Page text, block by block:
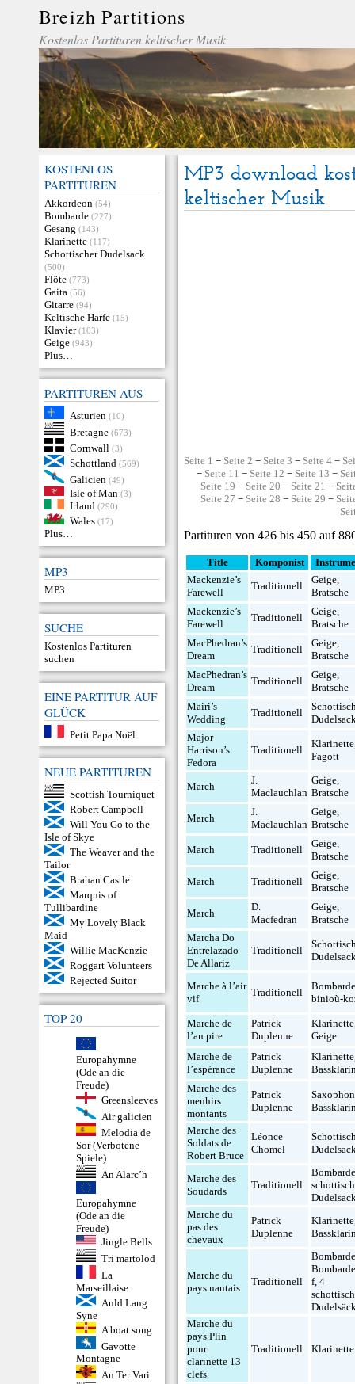
Breizh Partitions
Kostenlos Partituren keltischer Musik
KOSTENLOS
PARTITUREN
Akkordeon (54)
Bombarde (227)
Gesang (143)
Klarinette (117)
Schottischer Dudelsack
(500)
Flöte (773)
Gaita (56)
Gitarre (94)
Keltische Harfe (15)
Klavier (103)
Geige (943)
Plus…
PARTITUREN AUS
Asturien (10)
Bretagne (673)
Cornwall (3)
Schottland (569)
Galicien (49)
Isle of Man (3)
Irland (290)
Wales (17)
Plus…
MP3
MP3
SUCHE
Kostenlos Partituren
suchen
EINE PARTITUR AUF
GLÜCK
Petit Papa Noël
NEUE PARTITUREN
Scottish Tourniquet
Robert Campbell
Will You Go to the
Isle of Skye
The Weaver and the
Tailor
Brahan Castle
Marquis of
Tullibardine
My Lovely Black
Maid
Willie MacKenzie
Roggart Volunteers
Rejected Suitor
TOP 20
Europahymne
(Ode an die
Freude)
Greensleeves
Air galicien
Melodia de
Sor (Verbotene
Spiele)
An Alarc’h
Europahymne
(Ode an die
Freude)
Jingle Bells
Tri martolod
La
Marseillaise
Auld Lang
Syne
A boat song
Gavotte
Montagne
An Ter Vari
MP3 download
keltischer Musik
Seite 1 − Seite 2 − Seite 3 − Seite 4 −
− Seite 11 − Seite 12 − Seite 13 −
Seite 19 − Seite 20 − Seite 21 −
Seite 27 − Seite 28 − Seite 29 −
Partituren von 426 bis 450 auf
Title Komponist
Mackenzie’s
Farewell
Traditionell
Geige,
Bratsche
Mackenzie’s
Farewell
Traditionell
Geige,
Bratsche
MacPhedran’s
Dream
Traditionell
Geige,
Bratsche
MacPhedran’s
Dream
Traditionell
Geige,
Bratsche
Mairi’s
Wedding
Traditionell
Major
Harrison’s
Fedora
Traditionell
Klarinette
Fagott
March
J.
Maclauchlan
Geige,
Bratsche
March
J.
Maclauchlan
Geige,
Bratsche
March Traditionell
Geige,
Bratsche
March Traditionell
Geige,
Bratsche
March
D.
Macfedran
Geige,
Bratsche
Marcha Do
Entrelazado
De Allariz
Traditionell
Marche à l’air
vif
Traditionell
binioù-
Marche de
l’an pire
Patrick
Duplenne
Klarinette
Geige
Marche de
l’espérance
Patrick
Duplenne
Klarinette
Marche des
menhirs
montants
Patrick
Duplenne
Saxophon
Marche des
Soldats de
Robert Bruce
Léonce
Chomel
Marche des
Soudards
Traditionell
Marche du
pas des
chevaux
Patrick
Duplenne
Klarinette
Marche du
pays nantais
Traditionell
f,4
Marche du
pays Plin
pour
clarinette 13
clefs
Traditionell Klarinette